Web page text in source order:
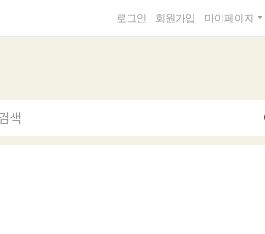
로그인 회원가입 마이페이지
색